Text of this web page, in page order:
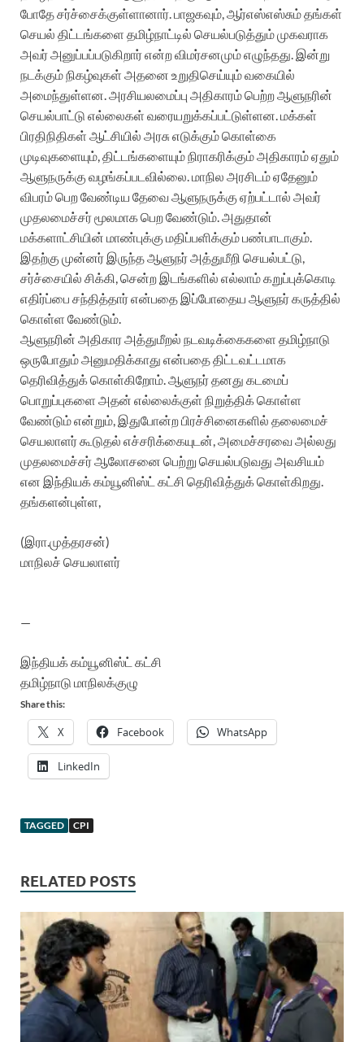
போதே சர்ச்சைக்குள்ளானார். பாஜகவும், ஆர்எஸ்எஸ்சும் தங்கள்
செயல் திட்டங்களை தமிழ்நாட்டில் செயல்படுத்தும் முகவராக
அவர் அனுப்பப்படுகிறார் என்ற விமர்சனமும் எழுந்தது. இன்று
நடக்கும் நிகழ்வுகள் அதனை உறுதிசெய்யும் வகையில்
அமைந்துள்ளன. அரசியலமைப்பு அதிகாரம் பெற்ற ஆளுநரின்
செயல்பாட்டு எல்லைகள் வரையறுக்கப்பட்டுள்ளன. மக்கள்
பிரதிநிதிகள் ஆட்சியில் அரசு எடுக்கும் கொள்கை
முடிவுகளையும், திட்டங்களையும் நிராகரிக்கும் அதிகாரம் ஏதும்
ஆளுநருக்கு வழங்கப்படவில்லை. மாநில அரசிடம் ஏதேனும்
விபரம் பெற வேண்டிய தேவை ஆளுநருக்கு ஏற்பட்டால் அவர்
முதலமைச்சர் மூலமாக பெற வேண்டும். அதுதான்
மக்களாட்சியின் மாண்புக்கு மதிப்பளிக்கும் பண்பாடாகும்.
இதற்கு முன்னர் இருந்த ஆளுநர் அத்துமீறி செயல்பட்டு,
சர்ச்சையில் சிக்கி, சென்ற இடங்களில் எல்லாம் கறுப்புக்கொடி
எதிர்ப்பை சந்தித்தார் என்பதை இப்போதைய ஆளுநர் கருத்தில்
கொள்ள வேண்டும்.
ஆளுநரின் அதிகார அத்துமீறல் நடவடிக்கைகளை தமிழ்நாடு
ஒருபோதும் அனுமதிக்காது என்பதை திட்டவட்டமாக
தெரிவித்துக் கொள்கிறோம். ஆளுநர் தனது கடமைப்
பொறுப்புகளை அதன் எல்லைக்குள் நிறுத்திக் கொள்ள
வேண்டும் என்றும், இதுபோன்ற பிரச்சினைகளில் தலைமைச்
செயலாளர் கூடுதல் எச்சரிக்கையுடன், அமைச்சரவை அல்லது
முதலமைச்சர் ஆலோசனை பெற்று செயல்படுவது அவசியம்
என இந்தியக் கம்யூனிஸ்ட் கட்சி தெரிவித்துக் கொள்கிறது.
தங்களன்புள்ள,
(இரா.முத்தரசன்)
மாநிலச் செயலாளர்
—
இந்தியக் கம்யூனிஸ்ட் கட்சி
தமிழ்நாடு மாநிலக்குழு
Share this:
X Facebook WhatsApp
LinkedIn
TAGGED CPI
RELATED POSTS